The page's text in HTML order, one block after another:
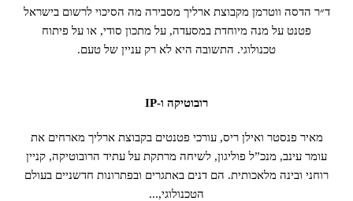
ד״ר הדסה ווטרמן מקבוצת ארליך מסבירה מה הסיכוי לרשום בישראל
פטנט על מנה מיוחדת במסעדה, על מתכון סודי, או על פיתוח
טכנולוגי. התשובה היא לא רק עניין של טעם.
רובוטיקה ו-IP
מאיר פנסטר ואילן ריס, עורכי פטנטים בקבוצת ארליך מארחים את
עומר עינב, מנכ”ל פוליגון, לשיחה מרתקת על עתיד הרובוטיקה, קניין
רוחני ובינה מלאכותית. הם דנים באתגרים ובפתרונות חדשניים בעולם
הטכנולוגי,...